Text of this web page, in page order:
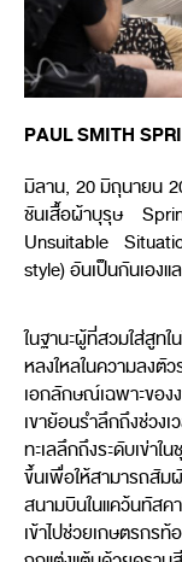
PAUL SMITH
มิลาน, 20 มิถุนายน
ชันเสื้อผ้าบุรุษ
Unsuitable
style) อันเป็นกันเองแ
ในฐานะผู้ที่สวมใส่สู
หลงใหลในความลงตั
เอกลักษณ์เฉพาะของ
เขาย้อนรำลึกถึงช่ว
ทะเลลึกถึงระดับเข่า
ขึ้นเพื่อให้สามารถสั
สนามบินในแคว้นทั
เข้าไปช่วยเกษตรก